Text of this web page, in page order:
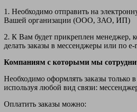
1. Необходимо отправить на
Вашей организации (ООО, ЗАО, ИП)
2. К Вам будет прикреплен менеджер,
делать заказы в мессенджеры или по e-
Компаниям с которыми мы
Необходимо оформлять заказы только
используя любой вид связи:
Оплатить заказы можно: